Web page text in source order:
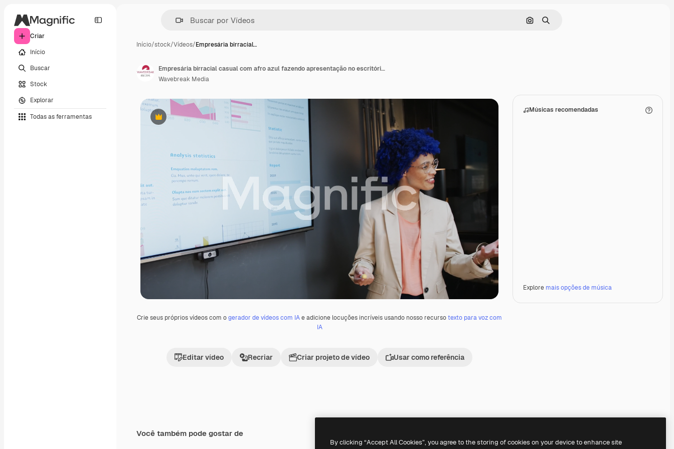
Criar
Início
Buscar
Stock
Explorar
Todas as ferramentas
Pesquisar por imagem
Buscar
Início/stock/Vídeos/Empresária birracial…
Premium
Crie seus próprios vídeos com ogerador de vídeos com IAe adicione locuções incríveis usando nosso recursotexto para voz com
IA
Editar vídeo Recriar Criar projeto de vídeo Usar como referência
Músicas recomendadas
Explore mais opções de música
Empresária birracial casual com afro azul fazendo apresentação no escritório, em movimento lento
Wavebreak Media
Você também pode gostar de
Premium
Premium Premium
Premium
By clicking “Accept All Cookies”, you agree to the storing of cookies on your device to enhance site